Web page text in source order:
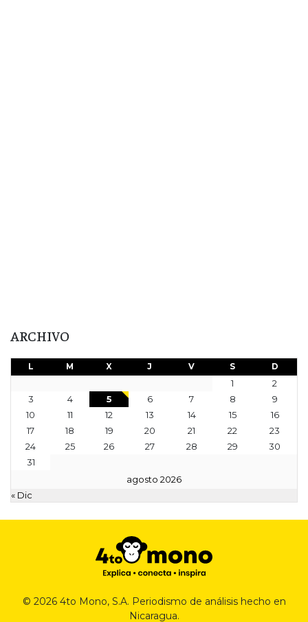
ARCHIVO
agosto 2026
L M X J V S D
1
2
3
4 5 6 7 8
9
10
11 12 13 14 15
16
17
18 19 20 21 22
23
24
25 26 27 28 29
30
31
« Dic
© 2026 4to Mono, S.A. Periodismo de análisis hecho en
Nicaragua.